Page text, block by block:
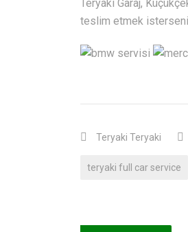
Teryaki Garaj,
teslim etmek
Teryaki Teryaki
teryaki full car service